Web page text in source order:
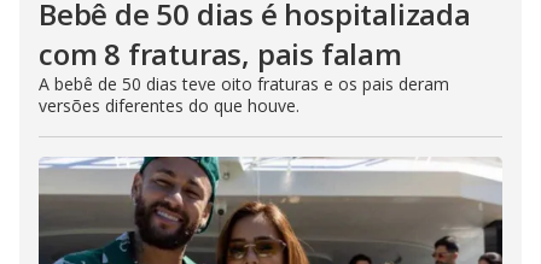
Bebê de 50 dias é hospitalizada
com 8 fraturas, pais falam
A bebê de 50 dias teve oito fraturas e os pais deram
versões diferentes do que houve.